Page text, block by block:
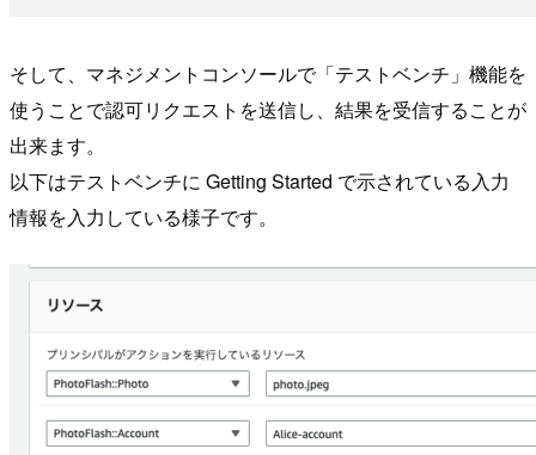
そして、マネジメントコンソールで「テストベンチ」機能を
使うことで認可リクエストを送信し、結果を受信することが
出来ます。
以下はテストベンチに Getting Started で示されている入力
情報を入力している様子です。